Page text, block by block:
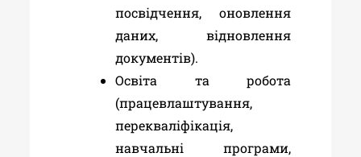
посвідчення, оновлення
даних, відновлення
документів).
Освіта та робота
(працевлаштування,
перекваліфікація,
навчальні програми,